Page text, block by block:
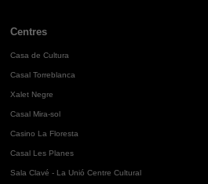
Centres
Casa de Cultura
Casal Torreblanca
Xalet Negre
Casal Mira-sol
Casino La Floresta
Casal Les Planes
Sala Clavé - La Unió Centre Cultural